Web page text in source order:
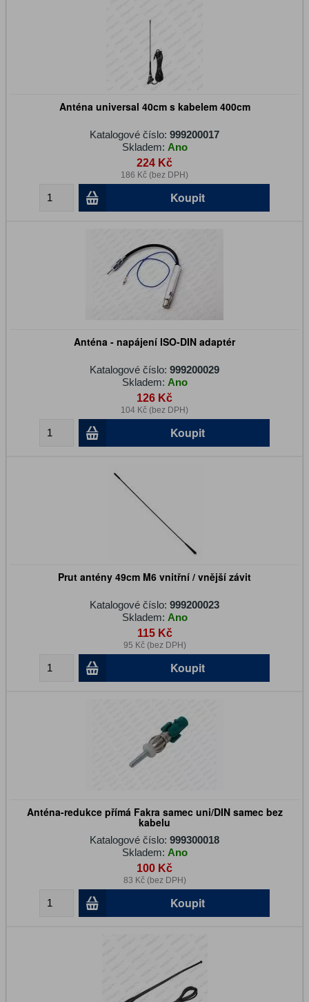
Anténa universal 40cm s kabelem 400cm
Katalogové číslo: 999200017
Skladem: Ano
224 Kč
186 Kč (bez DPH)
Koupit
Anténa - napájení ISO-DIN adaptér
Katalogové číslo: 999200029
Skladem: Ano
126 Kč
104 Kč (bez DPH)
Koupit
Prut antény 49cm M6 vnitřní / vnější závit
Katalogové číslo: 999200023
Skladem: Ano
115 Kč
95 Kč (bez DPH)
Koupit
Anténa-redukce přímá Fakra samec uni/DIN samec bez
kabelu
Katalogové číslo: 999300018
Skladem: Ano
100 Kč
83 Kč (bez DPH)
Koupit